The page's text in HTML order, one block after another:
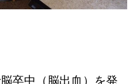
卒中（脳出血）を発